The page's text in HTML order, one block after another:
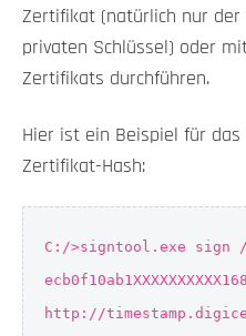
Zertifikat (natürlich nur der
privaten Schlüssel) oder
Zertifikats durchführen.
Hier ist ein Beispiel für
Zertifikat-Hash:
C:/>signtool.exe sign /
http://